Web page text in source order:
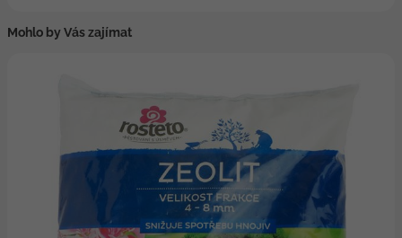
Mohlo by Vás zajímat